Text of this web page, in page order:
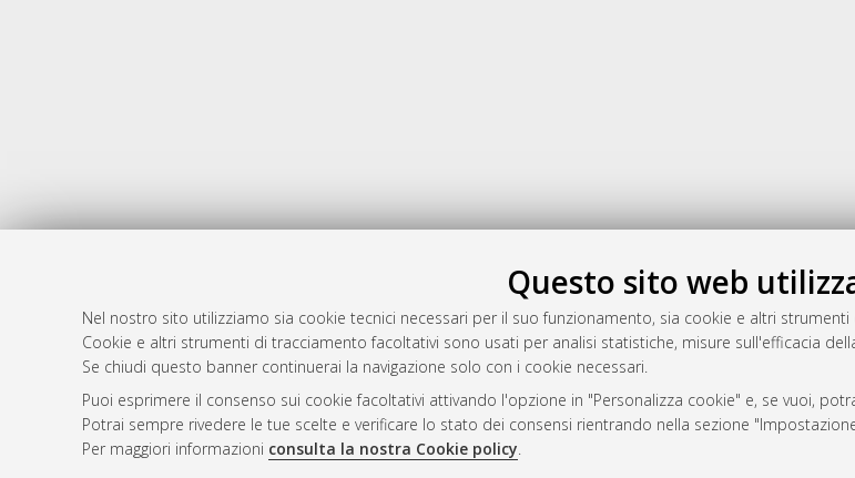
Questo sito web
Nel nostro sito utilizziamo sia cookie tecnici necessari per il suo funzionamento, sia cookie e altri
Cookie e altri strumenti di tracciamento facoltativi sono usati per analisi statistiche, misure sull'efficacia
Se chiudi questo banner continuerai la navigazione solo con i cookie necessari.
Puoi esprimere il consenso sui cookie facoltativi attivando l'opzione in "Personalizza cookie" e, se vuoi,
Potrai sempre rivedere le tue scelte e verificare lo stato dei consensi rientrando nella sezione
Per maggiori informazioni consulta la nostra Cookie policy.
Gestione del documento:
Atom
Rss 1.0
Rss 2.0
AMS Laurea
Servizio implementato e gestito da
Impostazioni Cookie
Informativa sulla privacy
Condizioni d’uso del sito